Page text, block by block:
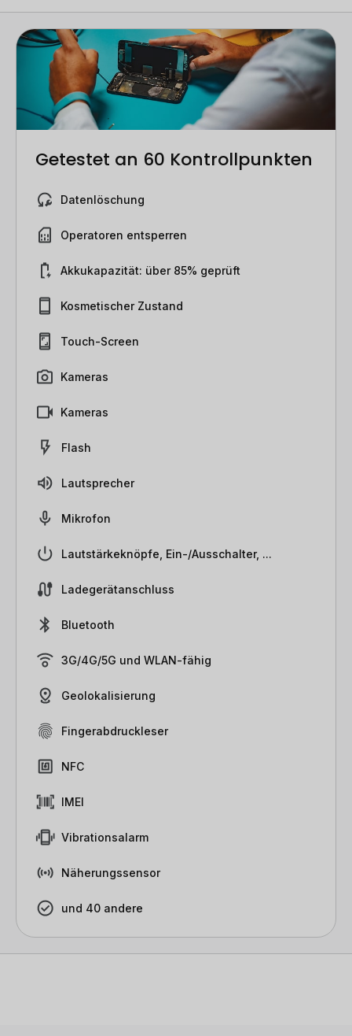
Getestet an 60 Kontrollpunkten
Datenlöschung
Operatoren entsperren
Akkukapazität: über 85% geprüft
Kosmetischer Zustand
Touch-Screen
Kameras
Kameras
Flash
Lautsprecher
Mikrofon
Lautstärkeknöpfe, Ein-/Ausschalter, ...
Ladegerätanschluss
Bluetooth
3G/4G/5G und WLAN-fähig
Geolokalisierung
Fingerabdruckleser
NFC
IMEI
Vibrationsalarm
Näherungssensor
und 40 andere